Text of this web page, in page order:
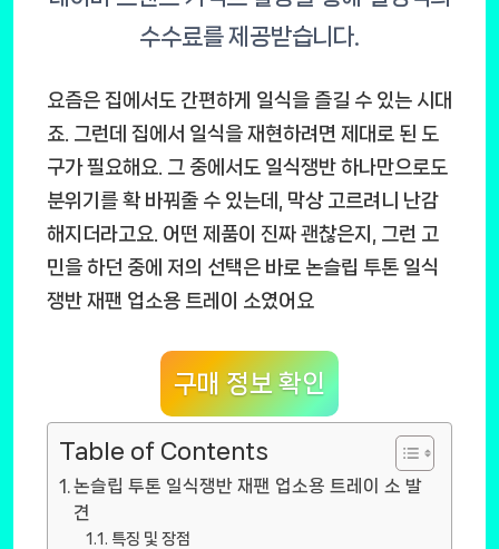
요즘은 집에서도 간편하게 일식을 즐길 수 있는 시대
죠. 그런데 집에서 일식을 재현하려면 제대로 된 도
구가 필요해요. 그 중에서도 일식쟁반 하나만으로도
분위기를 확 바꿔줄 수 있는데, 막상 고르려니 난감
해지더라고요. 어떤 제품이 진짜 괜찮은지, 그런 고
민을 하던 중에 저의 선택은 바로 논슬립 투톤 일식
쟁반 재팬 업소용 트레이 소였어요
구매 정보 확인
Table of Contents
논슬립 투톤 일식쟁반 재팬 업소용 트레이 소 발
견
특징 및 장점